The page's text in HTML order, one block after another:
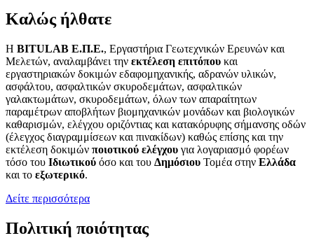
Καλώς ήλθατε
H BITULAB Ε.Π.Ε., Εργαστήρια Γεωτεχνικών Ερευνών και
Μελετών, αναλαμβάνει την εκτέλεση επιτόπου και
εργαστηριακών δοκιμών εδαφομηχανικής, αδρανών υλικών,
ασφάλτου, ασφαλτικών σκυροδεμάτων, ασφαλτικών
γαλακτωμάτων, σκυροδεμάτων, όλων των απαραίτητων
παραμέτρων αποβλήτων βιομηχανικών μονάδων και βιολογικών
καθαρισμών, ελέγχου οριζόντιας και κατακόρυφης σήμανσης οδών
(έλεγχος διαγραμμίσεων και πινακίδων) καθώς επίσης και την
εκτέλεση δοκιμών ποιοτικού ελέγχου για λογαριασμό φορέων
τόσο του Ιδιωτικού όσο και του Δημόσιου Τομέα στην Ελλάδα
και το εξωτερικό.
Δείτε περισσότερα
Πολιτική ποιότητας